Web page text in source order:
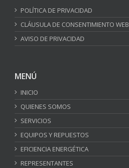
POLÍTICA DE PRIVACIDAD
CLÁUSULA DE CONSENTIMIENTO WEB
AVISO DE PRIVACIDAD
MENÚ
INICIO
QUIENES SOMOS
SERVICIOS
EQUIPOS Y REPUESTOS
EFICIENCIA ENERGÉTICA
REPRESENTANTES